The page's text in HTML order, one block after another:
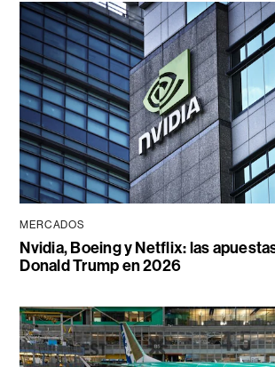
MERCADOS
Nvidia, Boeing y Netflix: las
Donald Trump en 2026